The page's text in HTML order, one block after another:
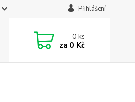
Přihlášení
0ks
za 0 Kč